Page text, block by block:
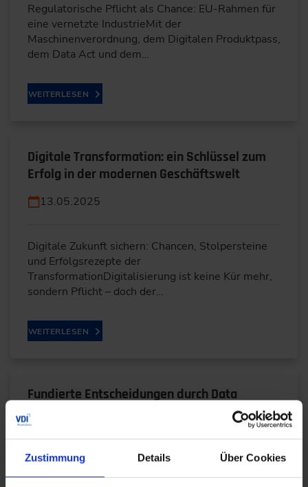
Zustimmung Details Über Cookies
Regulatorische Pflicht als Chance: EU-Rahmen für
eine vernetzte IndustrieMit der
Maschinenverordnung, dem Digitalen Produktpass,
dem Data Act und dem…
WEITERLESEN
Digitale Transformation: ein Schlüssel zum
Erfolg in der modernen Geschäftswelt
13.05.2025
Digitale Zukunft sichern: Chancen, Stolpersteine
und Erfolgsrezepte der
TransformationDigitalisierung ist keine Kür mehr,
sondern Pflicht – doch der…
WEITERLESEN
Fundierte Entscheidungen durch Data
Analytics im Maschinenbau
25.03.2025
Die Digitalisierung im Maschinenbau schreitet